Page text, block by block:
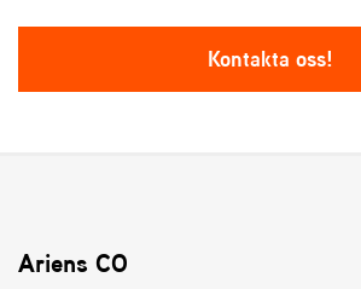
Kontakta oss!
Ariens CO